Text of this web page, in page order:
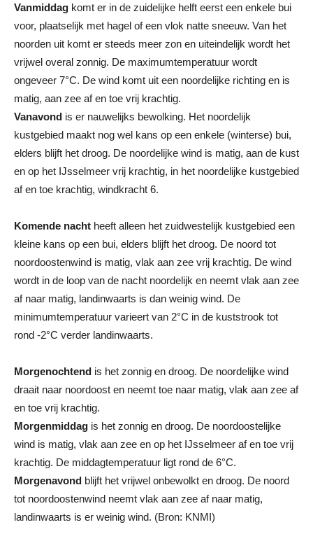
Vanmiddag komt er in de zuidelijke helft eerst een enkele bui
voor, plaatselijk met hagel of een vlok natte sneeuw. Van het
noorden uit komt er steeds meer zon en uiteindelijk wordt het
vrijwel overal zonnig. De maximumtemperatuur wordt
ongeveer 7°C. De wind komt uit een noordelijke richting en is
matig, aan zee af en toe vrij krachtig.
Vanavond is er nauwelijks bewolking. Het noordelijk
kustgebied maakt nog wel kans op een enkele (winterse) bui,
elders blijft het droog. De noordelijke wind is matig, aan de kust
en op het IJsselmeer vrij krachtig, in het noordelijke kustgebied
af en toe krachtig, windkracht 6.
Komende nacht heeft alleen het zuidwestelijk kustgebied een
kleine kans op een bui, elders blijft het droog. De noord tot
noordoostenwind is matig, vlak aan zee vrij krachtig. De wind
wordt in de loop van de nacht noordelijk en neemt vlak aan zee
af naar matig, landinwaarts is dan weinig wind. De
minimumtemperatuur varieert van 2°C in de kuststrook tot
rond -2°C verder landinwaarts.
Morgenochtend is het zonnig en droog. De noordelijke wind
draait naar noordoost en neemt toe naar matig, vlak aan zee af
en toe vrij krachtig.
Morgenmiddag is het zonnig en droog. De noordoostelijke
wind is matig, vlak aan zee en op het IJsselmeer af en toe vrij
krachtig. De middagtemperatuur ligt rond de 6°C.
Morgenavond blijft het vrijwel onbewolkt en droog. De noord
tot noordoostenwind neemt vlak aan zee af naar matig,
landinwaarts is er weinig wind. (Bron: KNMI)